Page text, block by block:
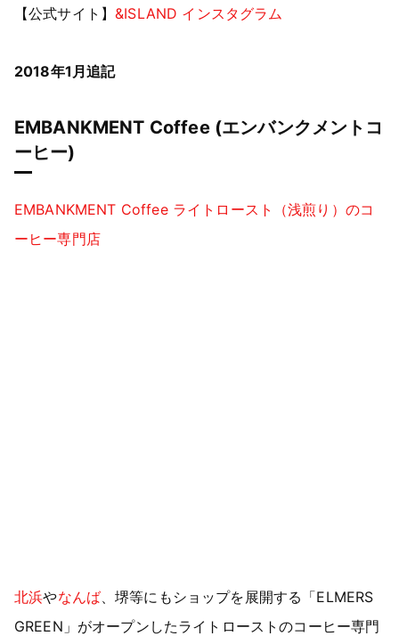
【公式サイト】&ISLAND インスタグラム
2018年1月追記
EMBANKMENT Coffee (エンバンクメントコ
ーヒー)
EMBANKMENT Coffee ライトロースト（浅煎り）のコ
ーヒー専門店
北浜やなんば、堺等にもショップを展開する「ELMERS
GREEN」がオープンしたライトローストのコーヒー専門